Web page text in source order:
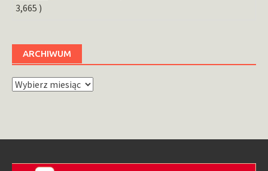
3,665 )
ARCHIWUM
Archiwum